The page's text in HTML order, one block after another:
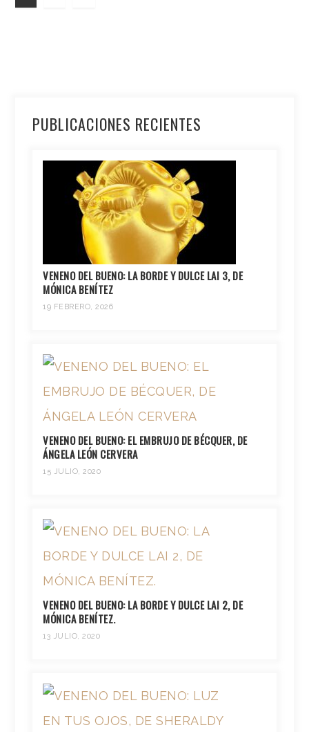
PUBLICACIONES RECIENTES
VENENO DEL BUENO: LA BORDE Y DULCE LAI 3, DE
MÓNICA BENÍTEZ
19 FEBRERO, 2026
VENENO DEL BUENO: EL EMBRUJO DE BÉCQUER, DE
ÁNGELA LEÓN CERVERA
15 JULIO, 2020
VENENO DEL BUENO: LA BORDE Y DULCE LAI 2, DE
MÓNICA BENÍTEZ.
13 JULIO, 2020